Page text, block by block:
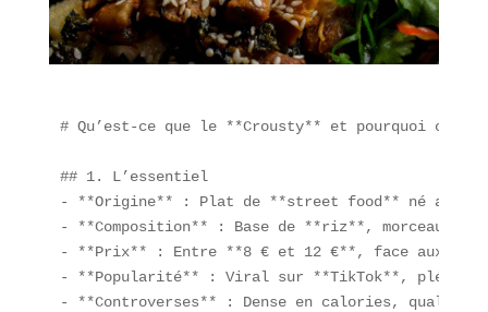
# Qu’est-ce que le **Crousty** et pourquoi
## 1. L’essentiel
- **Origine** : Plat de **street food** né au
- **Composition** : Base de **riz**, morceaux
- **Prix** : Entre **8 € et 12 €**, face aux
- **Popularité** : Viral sur **TikTok**,
- **Controverses** : Dense en calories,